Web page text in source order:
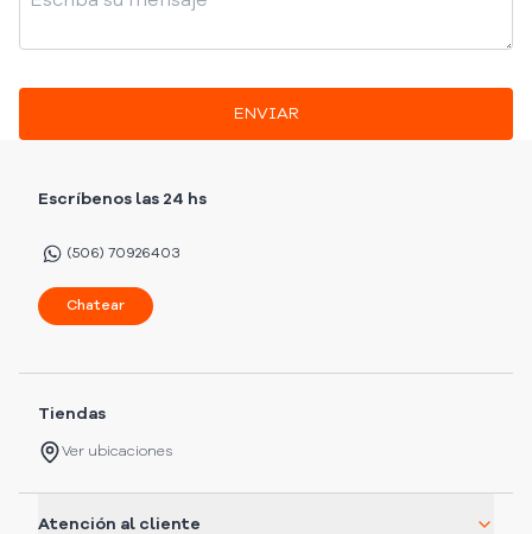
ENVIAR
Escríbenos las 24 hs
(506) 70926403
Chatear
Tiendas
Ver ubicaciones
Atención al cliente